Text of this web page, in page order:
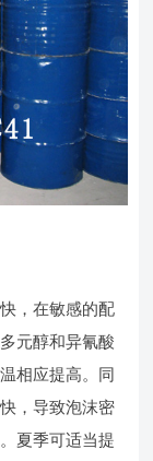
，在敏感的配
元醇和异氰酸
相应提高。同
，导致泡沫密
夏季可适当提